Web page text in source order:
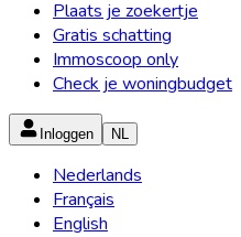
Plaats je zoekertje
Gratis schatting
Immoscoop only
Check je woningbudget
Inloggen NL
Nederlands
Français
English